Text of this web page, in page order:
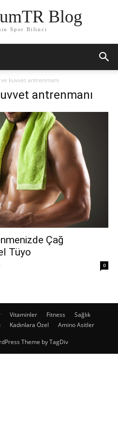
Blog
Spor Bilinci
kuvvet antrenmanı
antrenmanı
Çağ
Tüyo
0
Vitaminler Fitness
Sağlık
Kadınlara Özel Amino Asitler
Theme by TagDiv